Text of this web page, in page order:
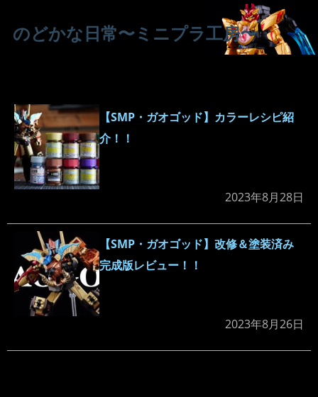
のどかな日常〜ミニプラ工房〜
【SMP・ガオゴッド】カラーレシピ紹
介！！
2023年8月28日
【SMP・ガオゴッド】改修＆塗装済み
完成版レビュー！！
2023年8月26日